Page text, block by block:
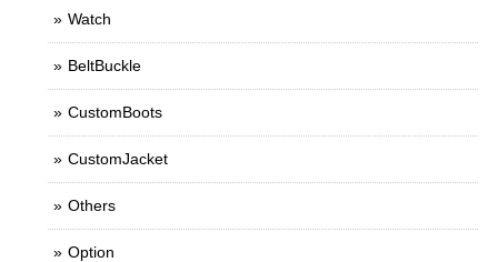
Watch
BeltBuckle
CustomBoots
CustomJacket
Others
Option